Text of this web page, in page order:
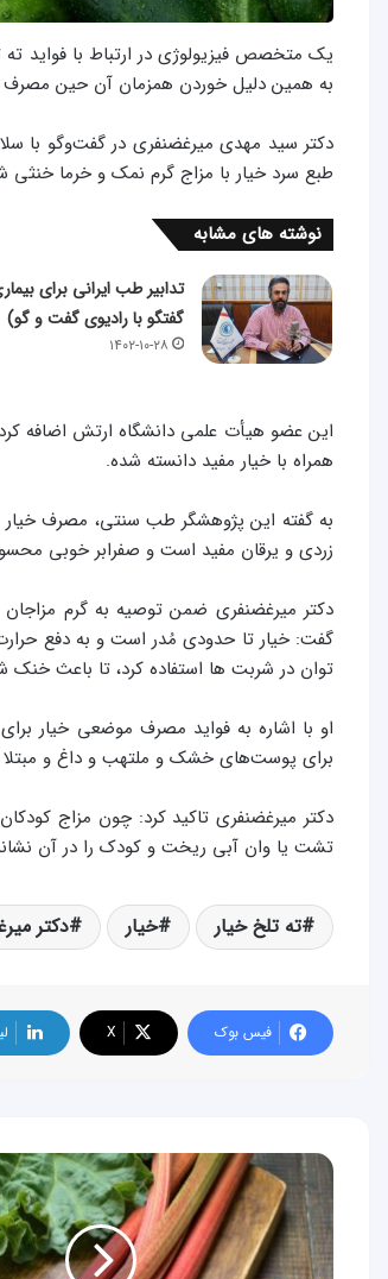
یک متخصص فیزیولوژی در ارتباط با فواید
به همین دلیل خوردن همزمان آن حین مصرف
دکتر سید مهدی میرغضنفری در گفت‌وگو با
طبع سرد خیار با مزاج گرم نمک و خرما
نوشته های مشابه
تدابیر طب ایرانی برای
گفتگو با رادیوی گفت و گو)
۱۴۰۲-۱۰-۲۸
این عضو هیأت علمی دانشگاه ارتش اضافه
همراه با خیار مفید دانسته شده.
به گفته این پژوهشگر طب سنتی، مصرف خیار
زردی و یرقان مفید است و صفرابر خوبی
دکتر میرغضنفری ضمن توصیه به گرم
گفت: خیار تا حدودی مُدر است و به دفع
توان در شربت ها استفاده کرد، تا باعث
او با اشاره به فواید مصرف موضعی خیار
برای پوست‌های خشک و ملتهب و داغ و مبتلا
دکتر میرغضنفری تاکید کرد: چون مزاج
تشت یا وان آبی ریخت و کودک را در آن
ته تلخ خیار خیار دکتر
فیس بوک X
خواص
ریواس
برای
کبد
گرم